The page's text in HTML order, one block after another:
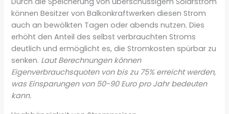
können Besitzer von Balkonkraftwerken diesen Strom
auch an bewölkten Tagen oder abends nutzen. Dies
erhöht den Anteil des selbst verbrauchten Stroms
deutlich und ermöglicht es, die Stromkosten spürbar zu
senken. Laut Berechnungen können
Eigenverbrauchsquoten von bis zu 75% erreicht werden,
was Einsparungen von 50-90 Euro pro Jahr bedeuten
kann.